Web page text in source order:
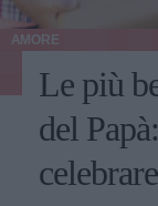
AMORE
Le più
del